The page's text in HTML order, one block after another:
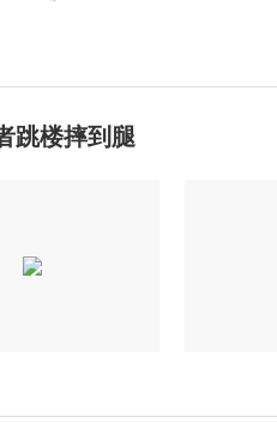
跳楼摔到腿